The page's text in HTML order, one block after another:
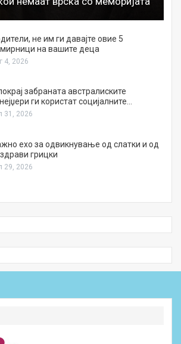
не им ги давајте овие 5
на вашите деца
4, 2026
забраната австралиските
ги користат социјалните…
31, 2026
ехо за одвикнување од слатки и од
грицки
29, 2026